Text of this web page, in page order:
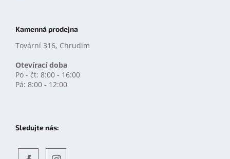
Kamenná prodejna
Tovární 316, Chrudim
Otevírací doba
Po - čt: 8:00 - 16:00
Pá: 8:00 - 12:00
Sledujte nás: